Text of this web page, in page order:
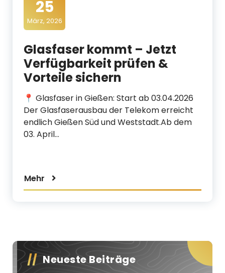
25
März, 2026
Glasfaser kommt – Jetzt
Verfügbarkeit prüfen &
Vorteile sichern
📍 Glasfaser in Gießen: Start ab 03.04.2026
Der Glasfaserausbau der Telekom erreicht
endlich Gießen Süd und Weststadt.Ab dem
03. April…
Mehr
Neueste Beiträge